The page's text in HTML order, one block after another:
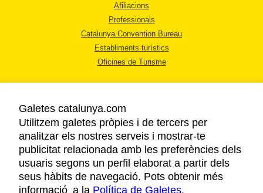
Afiliacions
Professionals
Catalunya Convention Bureau
Establiments turístics
Oficines de Turisme
AVÍS LEGAL
POLÍTICA DE PRIVACITAT
COOKIES
ACCESSIBILITAT
Galetes catalunya.com
Utilitzem galetes pròpies i de tercers per
analitzar els nostres serveis i mostrar-te
publicitat relacionada amb les preferències dels
usuaris segons un perfil elaborat a partir dels
seus hàbits de navegació. Pots obtenir més
informació a la Política de Galetes.